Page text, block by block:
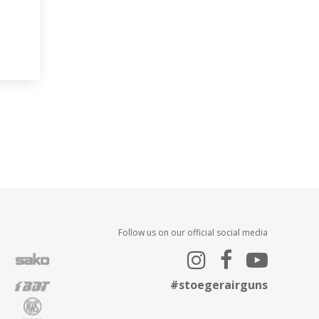
Follow us on our official social media
#stoegerairguns